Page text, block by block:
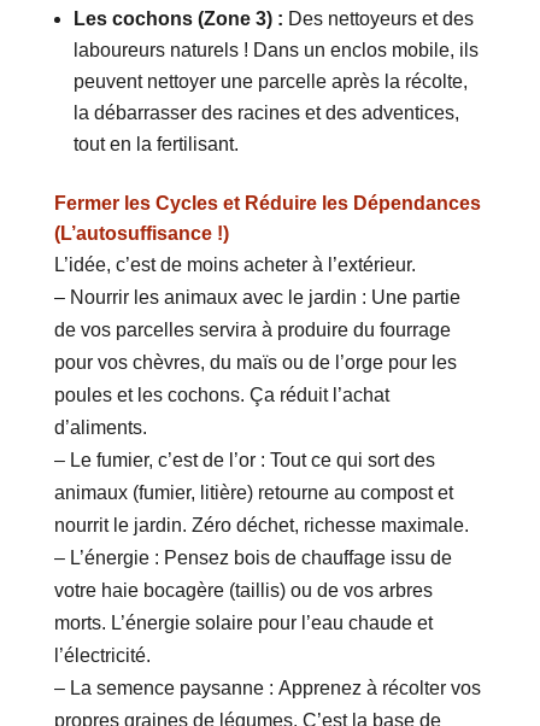
Les cochons (Zone 3) : Des nettoyeurs et des
laboureurs naturels ! Dans un enclos mobile, ils
peuvent nettoyer une parcelle après la récolte,
la débarrasser des racines et des adventices,
tout en la fertilisant.
Fermer les Cycles et Réduire les Dépendances
(L’autosuffisance !)
L’idée, c’est de moins acheter à l’extérieur.
– Nourrir les animaux avec le jardin : Une partie
de vos parcelles servira à produire du fourrage
pour vos chèvres, du maïs ou de l’orge pour les
poules et les cochons. Ça réduit l’achat
d’aliments.
– Le fumier, c’est de l’or : Tout ce qui sort des
animaux (fumier, litière) retourne au compost et
nourrit le jardin. Zéro déchet, richesse maximale.
– L’énergie : Pensez bois de chauffage issu de
votre haie bocagère (taillis) ou de vos arbres
morts. L’énergie solaire pour l’eau chaude et
l’électricité.
– La semence paysanne : Apprenez à récolter vos
propres graines de légumes. C’est la base de